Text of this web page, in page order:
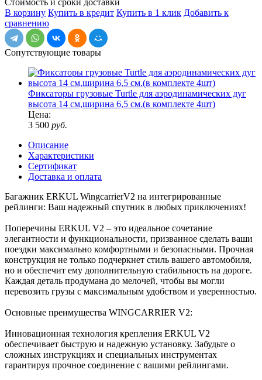
В корзину Купить в кредит Купить в 1 клик Добавить к
сравнению
Сопутствующие товары
Фиксаторы грузовые Turtle для аэродинамических дуг
высота 14 см,ширина 6,5 см.(в комплекте 4шт)
Цена:
3 500 руб.
Описание
Характеристики
Сертификат
Доставка и оплата
Багажник ERKUL WingcarrierV2 на интегрированные
рейлинги: Ваш надежный спутник в любых приключениях!
Поперечины ERKUL V2 – это идеальное сочетание
элегантности и функциональности, призванное сделать ваши
поездки максимально комфортными и безопасными. Прочная
конструкция не только подчеркнет стиль вашего автомобиля,
но и обеспечит ему дополнительную стабильность на дороге.
Каждая деталь продумана до мелочей, чтобы вы могли
перевозить грузы с максимальным удобством и уверенностью.
Основные преимущества WINGCARRIER V2:
Инновационная технология крепления ERKUL V2
обеспечивает быструю и надежную установку. Забудьте о
сложных инструкциях и специальных инструментах
гарантируя прочное соединение с вашими рейлингами.